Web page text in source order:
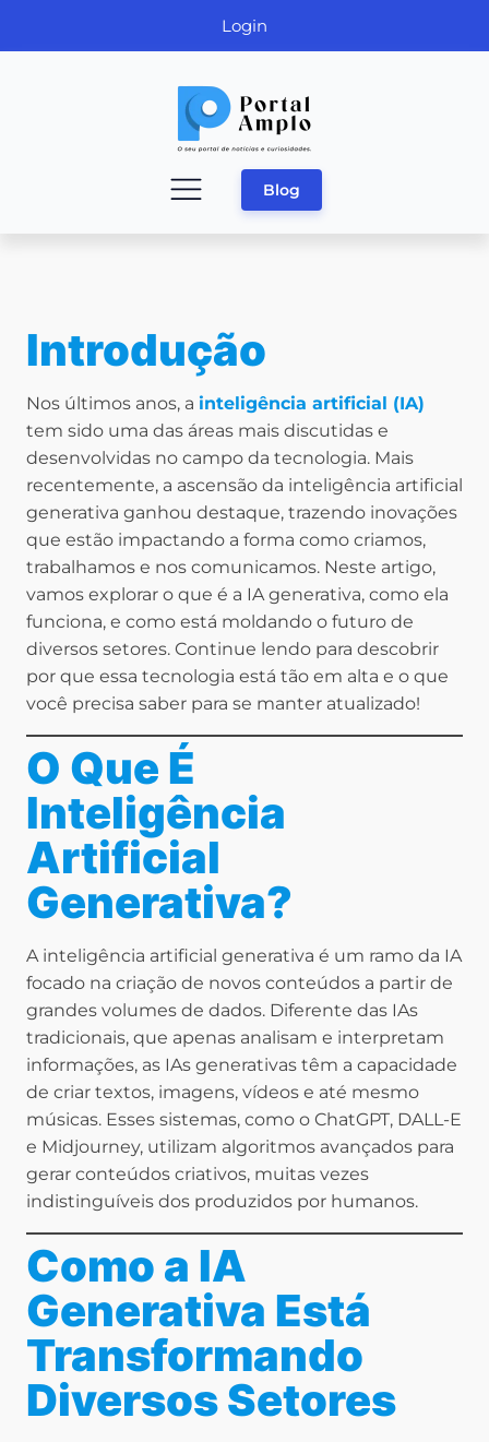
Login
Blog
Introdução
Nos últimos anos, a inteligência artificial (IA)
tem sido uma das áreas mais discutidas e
desenvolvidas no campo da tecnologia. Mais
recentemente, a ascensão da inteligência artificial
generativa ganhou destaque, trazendo inovações
que estão impactando a forma como criamos,
trabalhamos e nos comunicamos. Neste artigo,
vamos explorar o que é a IA generativa, como ela
funciona, e como está moldando o futuro de
diversos setores. Continue lendo para descobrir
por que essa tecnologia está tão em alta e o que
você precisa saber para se manter atualizado!
O Que É
Inteligência
Artificial
Generativa?
A inteligência artificial generativa é um ramo da IA
focado na criação de novos conteúdos a partir de
grandes volumes de dados. Diferente das IAs
tradicionais, que apenas analisam e interpretam
informações, as IAs generativas têm a capacidade
de criar textos, imagens, vídeos e até mesmo
músicas. Esses sistemas, como o ChatGPT, DALL-E
e Midjourney, utilizam algoritmos avançados para
gerar conteúdos criativos, muitas vezes
indistinguíveis dos produzidos por humanos.
Como a IA
Generativa Está
Transformando
Diversos Setores